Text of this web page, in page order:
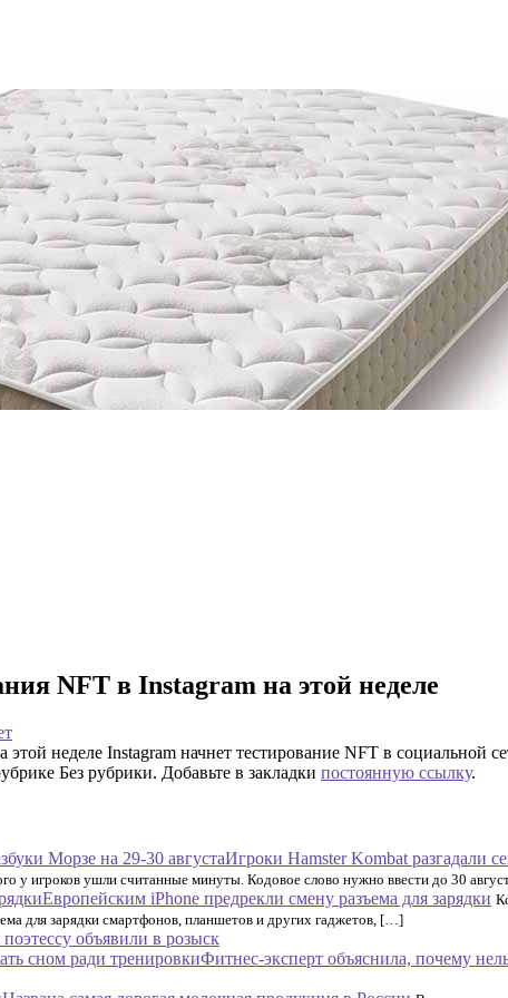
NFT в Instagram на этой неделе
неделе Instagram начнет тестирование NFT в социальной
Без рубрики. Добавьте в закладки постоянную ссылку.
Игроки Hamster Kombat разгадали
у игроков ушли считанные минуты. Кодовое слово нужно ввести до 30
Европейским iPhone предрекли смену разъема для зарядки
для зарядки смартфонов, планшетов и других гаджетов, […]
объявили в розыск
Фитнес-эксперт объяснила, почему